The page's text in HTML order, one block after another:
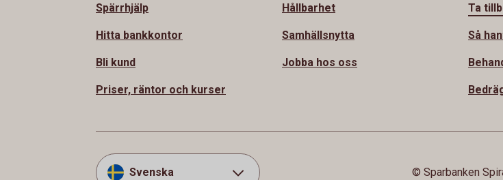
Spärrhjälp
Hitta bankkontor
Bli kund
Priser, räntor och kurser
Hållbarhet
Samhällsnytta
Jobba hos oss
Ta
Så
Svenska © Sparbanken